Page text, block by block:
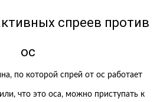
спреев против
ос
что это оса, можно приступать к